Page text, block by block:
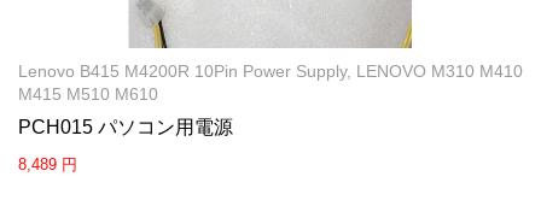
Lenovo B415 M4200R 10Pin Power Supply, LENOVO M310 M410
M415 M510 M610
PCH015 パソコン用電源
8,489 円